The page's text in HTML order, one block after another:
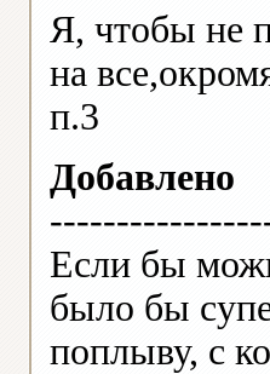
Я, чтобы не
на
п.3
Добавлено
Если бы
было бы
поплыву, с